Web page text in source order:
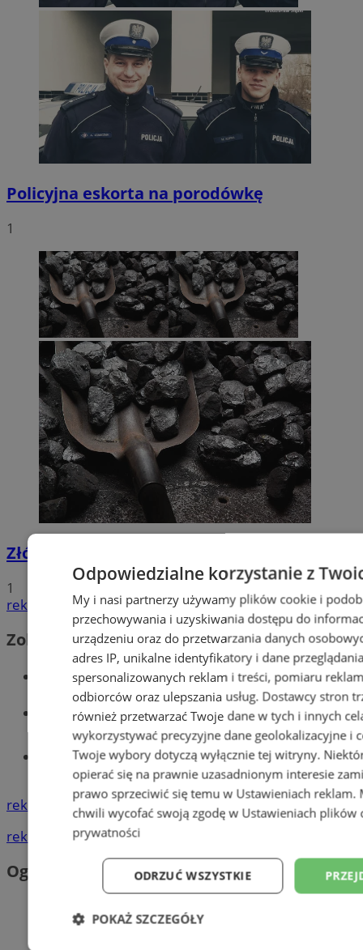
Policyjna eskorta na porodówkę
1
Złóż wniosek o dodatek węglowy
1
reklama
Zobacz również
Wiadomości kryminalne w Wodzisławiu
Wiadomości lokalne
Tworzenie stron www - Wodzisław
Śląski
reklama
reklama
Ogłoszenia
Odpowiedzialne korzystanie z
My i nasi partnerzy używamy plików cookie i
przechowywania i uzyskiwania dostępu do
urządzeniu oraz do przetwarzania danych
adres IP, unikalne identyfikatory i dane
spersonalizowanych reklam i treści, pomiaru
odbiorców oraz ulepszania usług. Dostawcy stron
również przetwarzać Twoje dane w tych i innych
wykorzystywać precyzyjne dane geolokalizacyjne i
Twoje wybory dotyczą wyłącznie tej witryny.
opierać się na prawnie uzasadnionym interesie
prawo sprzeciwić się temu w Ustawieniach reklam.
chwili wycofać swoją zgodę w Ustawieniach plików
prywatności
ODRZUĆ WSZYSTKIE
POKAŻ SZCZEGÓŁY